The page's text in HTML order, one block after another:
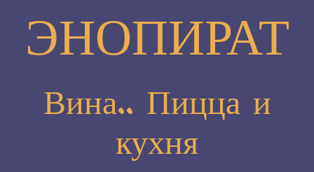
ЭНОПИРАТ
Вина.. Пицца и
кухня